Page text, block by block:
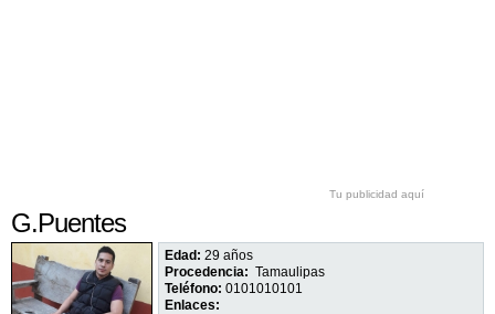
Tu publicidad aquí
G.Puentes
Edad: 29 años
Procedencia: Tamaulipas
Teléfono: 0101010101
Enlaces: